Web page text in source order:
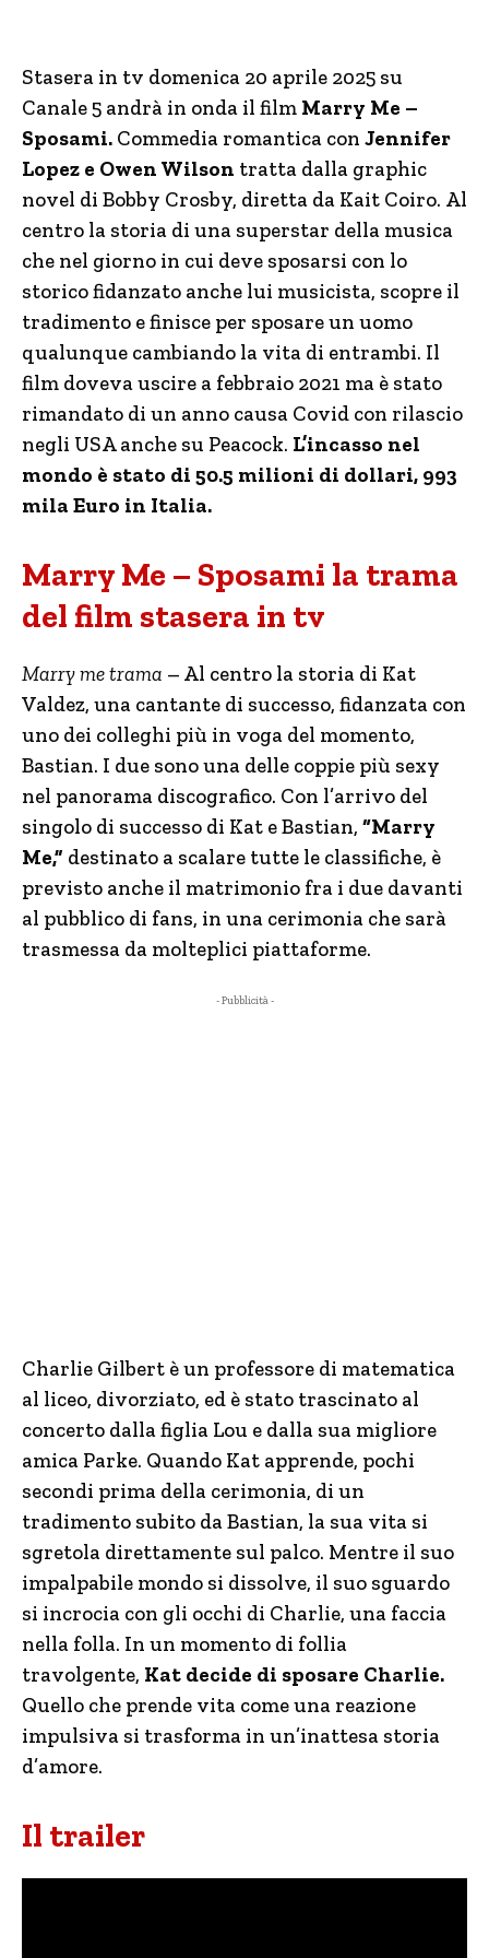
Stasera in tv domenica 20 aprile 2025 su
Canale 5 andrà in onda il film Marry Me –
Sposami. Commedia romantica con Jennifer
Lopez e Owen Wilson tratta dalla graphic
novel di Bobby Crosby, diretta da Kait Coiro. Al
centro la storia di una superstar della musica
che nel giorno in cui deve sposarsi con lo
storico fidanzato anche lui musicista, scopre il
tradimento e finisce per sposare un uomo
qualunque cambiando la vita di entrambi. Il
film doveva uscire a febbraio 2021 ma è stato
rimandato di un anno causa Covid con rilascio
negli USA anche su Peacock. L’incasso nel
mondo è stato di 50.5 milioni di dollari, 993
mila Euro in Italia.
Marry Me – Sposami la trama
del film stasera in tv
Marry me trama – Al centro la storia di Kat
Valdez, una cantante di successo, fidanzata con
uno dei colleghi più in voga del momento,
Bastian. I due sono una delle coppie più sexy
nel panorama discografico. Con l’arrivo del
singolo di successo di Kat e Bastian, “Marry
Me,” destinato a scalare tutte le classifiche, è
previsto anche il matrimonio fra i due davanti
al pubblico di fans, in una cerimonia che sarà
trasmessa da molteplici piattaforme.
- Pubblicità -
Charlie Gilbert è un professore di matematica
al liceo, divorziato, ed è stato trascinato al
concerto dalla figlia Lou e dalla sua migliore
amica Parke. Quando Kat apprende, pochi
secondi prima della cerimonia, di un
tradimento subito da Bastian, la sua vita si
sgretola direttamente sul palco. Mentre il suo
impalpabile mondo si dissolve, il suo sguardo
si incrocia con gli occhi di Charlie, una faccia
nella folla. In un momento di follia
travolgente, Kat decide di sposare Charlie.
Quello che prende vita come una reazione
impulsiva si trasforma in un’inattesa storia
d’amore.
Il trailer